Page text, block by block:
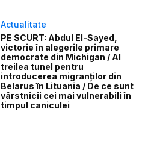
Actualitate
PE SCURT: Abdul El-Sayed,
victorie în alegerile primare
democrate din Michigan / Al
treilea tunel pentru
introducerea migranților din
Belarus în Lituania / De ce sunt
vârstnicii cei mai vulnerabili în
timpul caniculei